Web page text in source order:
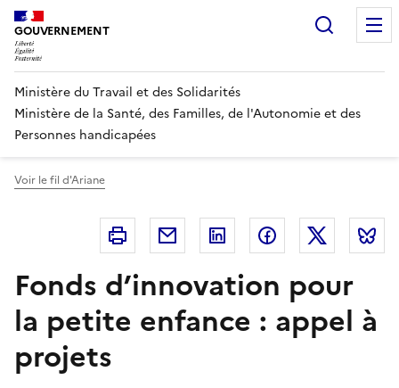
Panneau de gestion des cookies
GOUVERNEMENT
Ministère du Travail et des Solidarités
Ministère de la Santé, des Familles, de l'Autonomie et des
Personnes handicapées
Voir le fil d'Ariane
Imprimer Courriel Linkedin FacebookTwitter
Fonds d’innovation pour
la petite enfance : appel à
projets